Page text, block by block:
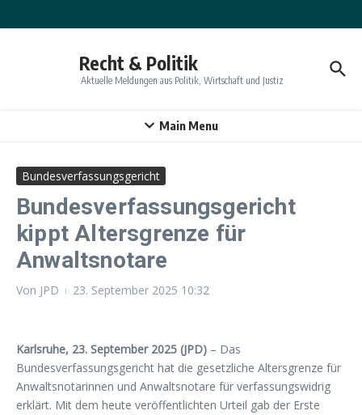
Recht & Politik
Aktuelle Meldungen aus Politik, Wirtschaft und Justiz
Main Menu
Bundesverfassungsgericht
Bundesverfassungsgericht
kippt Altersgrenze für
Anwaltsnotare
Von JPD 23. September 2025 10:32
Karlsruhe, 23. September 2025 (JPD) – Das
Bundesverfassungsgericht hat die gesetzliche Altersgrenze für
Anwaltsnotarinnen und Anwaltsnotare für verfassungswidrig
erklärt. Mit dem heute veröffentlichten Urteil gab der Erste